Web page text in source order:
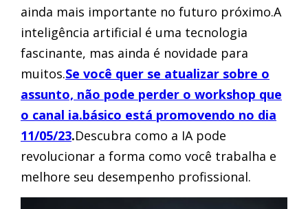
ainda mais importante no futuro próximo.A
inteligência artificial é uma tecnologia
fascinante, mas ainda é novidade para
muitos.Se você quer se atualizar sobre o
assunto, não pode perder o workshop que
o canal ia.básico está promovendo no dia
11/05/23.Descubra como a IA pode
revolucionar a forma como você trabalha e
melhore seu desempenho profissional.